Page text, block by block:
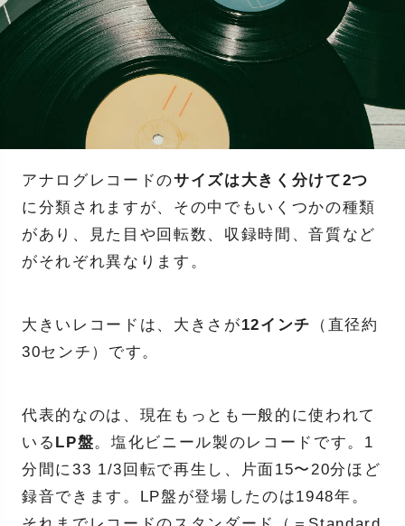
アナログレコードのサイズは大きく分けて2つ
に分類されますが、その中でもいくつかの種類
があり、見た目や回転数、収録時間、音質など
がそれぞれ異なります。
大きいレコードは、大きさが12インチ
（直径約
30センチ）です。
代表的なのは、現在もっとも一般的に使われて
いる LP盤。塩化ビニール製のレコードです。1
分間に33 1/3回転で再生し、片面15〜20分ほど
録音できます。LP盤が登場したのは1948年。